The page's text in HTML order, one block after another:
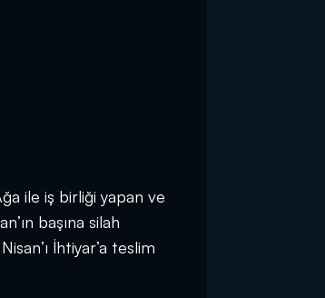
ile iş birliği yapan ve
başına silah
İhtiyar’a teslim